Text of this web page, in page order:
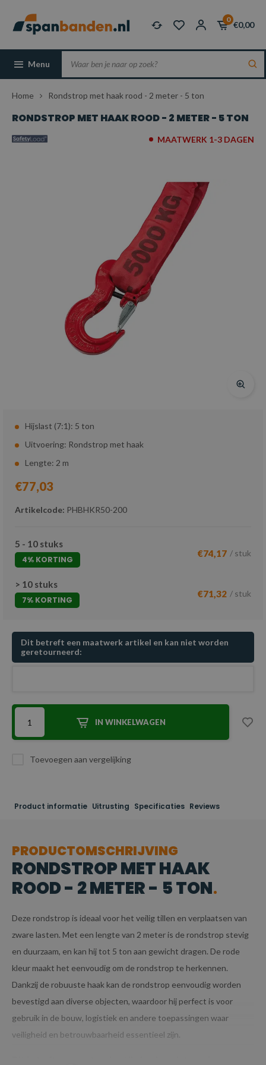
0
€0,00
Menu
Home Rondstrop met haak rood - 2 meter - 5 ton
RONDSTROP MET HAAK ROOD - 2 METER - 5 TON
MAATWERK 1-3 DAGEN
Hijslast (7:1): 5 ton
Uitvoering: Rondstrop met haak
Lengte: 2 m
€77,03
Artikelcode: PHBHKR50-200
5 - 10 stuks
4% KORTING
€74,17 / stuk
> 10 stuks
7% KORTING
€71,32 / stuk
Dit betreft een maatwerk artikel en kan niet worden
geretourneerd:
IN WINKELWAGEN
Toevoegen aan vergelijking
Product informatie Uitrusting Specificaties Reviews
PRODUCTOMSCHRIJVING
RONDSTROP MET HAAK
ROOD - 2 METER - 5 TON
Deze rondstrop is ideaal voor het veilig tillen en verplaatsen van
zware lasten. Met een lengte van 2 meter is de rondstrop stevig
en duurzaam, en kan hij tot 5 ton aan gewicht dragen. De rode
kleur maakt het eenvoudig om de rondstrop te herkennen.
Dankzij de robuuste haak kan de rondstrop eenvoudig worden
bevestigd aan diverse objecten, waardoor hij perfect is voor
gebruik in de bouw, logistiek en andere toepassingen waar
veiligheid en betrouwbaarheid essentieel zijn.